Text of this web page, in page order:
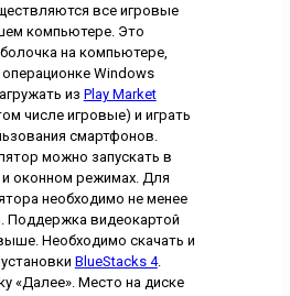
все игровые
компьютере. Это
на компьютере,
Windows
из Play Market
числе игровые) и играть
смартфонов.
можно запускать в
оконном режимах. Для
необходимо не менее
Поддержка видеокартой
Необходимо скачать и
BlueStacks 4.
«Далее». Место на диске